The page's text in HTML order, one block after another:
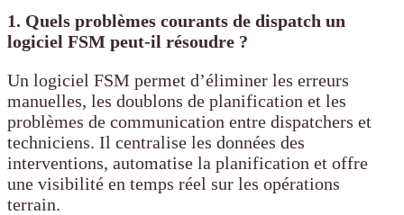
1. Quels problèmes courants de dispatch un
logiciel FSM peut-il résoudre ?
Un logiciel FSM permet d’éliminer les erreurs
manuelles, les doublons de planification et les
problèmes de communication entre dispatchers et
techniciens. Il centralise les données des
interventions, automatise la planification et offre
une visibilité en temps réel sur les opérations
terrain.